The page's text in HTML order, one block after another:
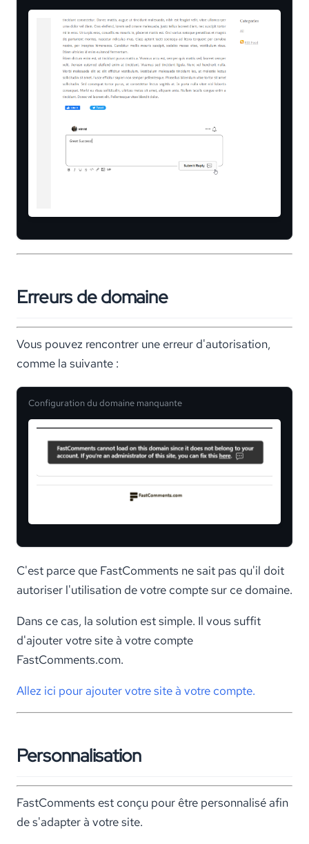
Erreurs de domaine
Vous pouvez rencontrer une erreur d'autorisation,
comme la suivante :
Configuration du domaine manquante
C'est parce que FastComments ne sait pas qu'il doit
autoriser l'utilisation de votre compte sur ce domaine.
Dans ce cas, la solution est simple. Il vous suffit
d'ajouter votre site à votre compte
FastComments.com.
Allez ici pour ajouter votre site à votre compte.
Personnalisation
FastComments est conçu pour être personnalisé afin
de s'adapter à votre site.